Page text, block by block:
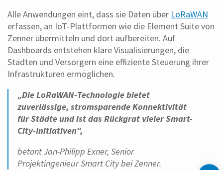
Alle Anwendungen eint, dass sie Daten über LoRaWAN
erfassen, an IoT-Plattformen wie die Element Suite von
Zenner übermitteln und dort aufbereiten. Auf
Dashboards entstehen klare Visualisierungen, die
Städten und Versorgern eine effiziente Steuerung ihrer
Infrastrukturen ermöglichen.
„Die LoRaWAN-Technologie bietet
zuverlässige, stromsparende Konnektivität
für Städte und ist das Rückgrat vieler Smart-
City-Initiativen“,
betont Jan-Philipp Exner, Senior
Projektingenieur Smart City bei Zenner.